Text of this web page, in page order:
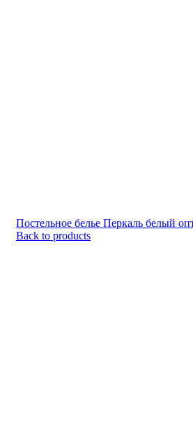
Постельное белье Перкаль белый
Back to products